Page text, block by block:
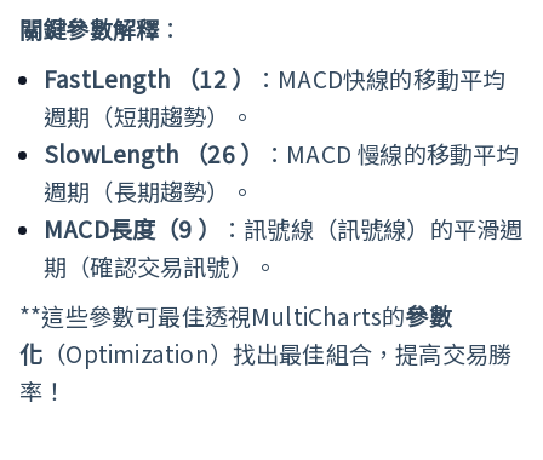
關鍵參數解釋：
FastLength
（12）
：MACD快線的移動平均
週期（短期趨勢）。
SlowLength
（26）
：MACD 慢線的移動平均
週期（長期趨勢）。
MACD長度（9 ）
：訊號線（訊號線）的平滑週
期（確認交易訊號）。
**這些參數可最佳透視MultiCharts的參數
化 （Optimization）找出最佳組合，提高交易勝
率！